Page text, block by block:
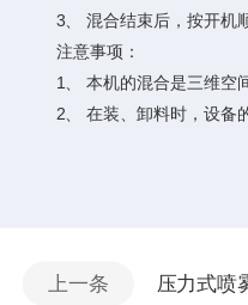
3、 混合结束后，按开机顺
注意事项：
1、 本机的混合是三维空间
2、 在装、卸料时，设备的
上一条 压力式喷